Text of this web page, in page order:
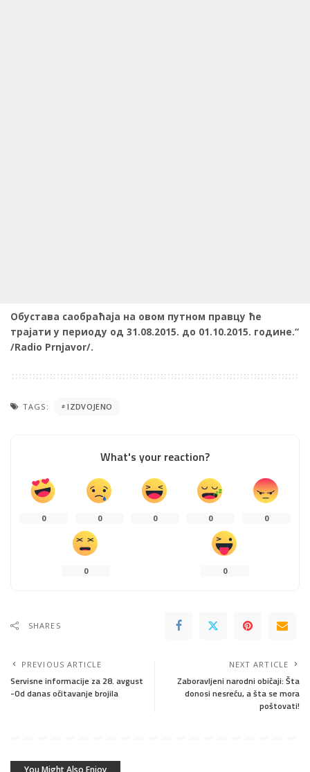
Обустава саобраћаја на овом путном правцу ће
трајати у периоду од 31.08.2015. до 01.10.2015. године.“
/Radio Prnjavor/.
TAGS: IZDVOJENO
What's your reaction?
0 0 0 0 0
0 0
SHARES
PREVIOUS ARTICLE
Servisne informacije za 28. avgust
-Od danas očitavanje brojila
NEXT ARTICLE
Zaboravljeni narodni običaji: Šta
donosi nesreću, a šta se mora
poštovati!
You Might Also Enjoy